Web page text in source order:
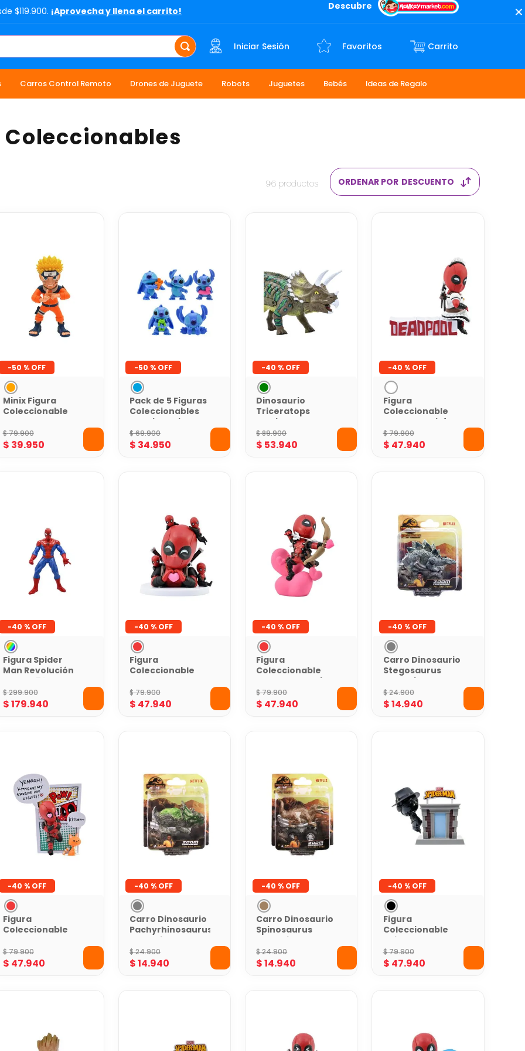
$119.900. ¡Aprovecha y llena el carrito! Descubre
Iniciar Sesión Favoritos
Carros Control Remoto Drones de Juguete Robots Juguetes Bebés Ideas de Regalo
96 productos ORDENAR POR DESCUENTO
-50 %
Minix Figura
Coleccionable
Posición Icónica
$79.900
$ 39.950
-50 %
Pack de 5 Figuras
Coleccionables
de Stitch Disney
$69.900
$ 34.950
-40 %
Dinosaurio
Triceratops
Realidad
Aumentada
Tobogama
$89.900
$ 53.940
-40 %
Figura
Coleccionable
Deadpool Disfraz
de Mucama
Marvel 10 cm
$79.900
$ 47.940
-40 %
Figura Spider
Man Revolución
$299.900
$179.940
-40 %
Figura
Coleccionable
Enamorado
Tierno Marvel 10
$79.900
$ 47.940
-40 %
Figura
Coleccionable
Deadpool Cupido
Divertido Marvel
10 cm
$79.900
$ 47.940
-40 %
Carro Dinosaurio
Stegosaurus
Jurassic World
Gris-Pull back -5
cm
$24.900
$14.940
-40 %
Figura
Coleccionable
Amante de Gatos
Marvel 10 cm
$79.900
$ 47.940
-40 %
Carro Dinosaurio
Pachyrhinosaurus
Jurassic World
Gris-Pull back -5
cm
$24.900
$14.940
-40 %
Carro Dinosaurio
Spinosaurus
Jurassic World
Cafe-Pull back -5
cm
$24.900
$14.940
-40 %
Figura
Coleccionable
Spider Man Negro
Noir Tower Series
10 cms
$79.900
$ 47.940